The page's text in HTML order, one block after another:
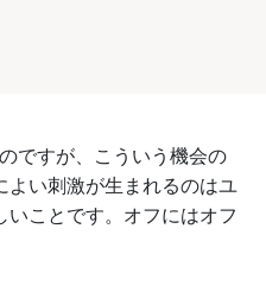
ですが、こういう機会の
よい刺激が生まれるのはユ
ことです。オフにはオフ